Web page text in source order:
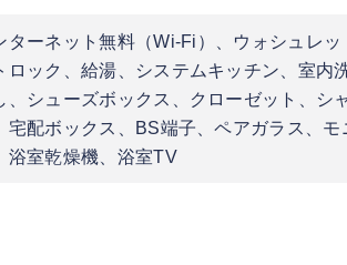
ターネット無料（Wi-Fi）、ウォシュレ
ロック、給湯、システムキッチン、室内
、シューズボックス、クローゼット、シ
宅配ボックス、BS端子、ペアガラス、モ
浴室乾燥機、浴室TV